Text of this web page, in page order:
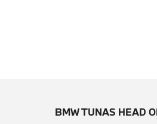
BMW TUNAS HEAD